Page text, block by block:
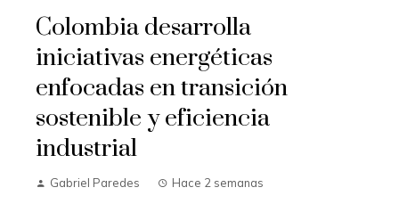
Colombia desarrolla
iniciativas energéticas
enfocadas en transición
sostenible y eficiencia
industrial
Gabriel Paredes Hace 2 semanas